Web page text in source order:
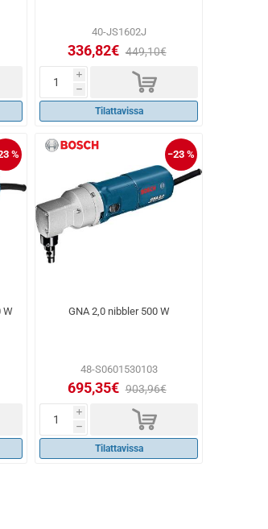
40-JS1602J
336,82€ 449,10€
i
h d
Tilattavissa
%
W
−23 %
GNA 2,0 nibbler 500 W
48-S0601530103
695,35€ 903,96€
i
h d
Tilattavissa